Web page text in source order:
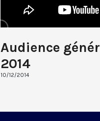
Audience
2014
10/12/2014